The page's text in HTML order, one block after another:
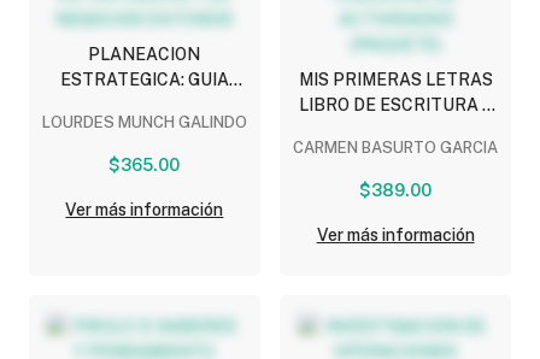
PLANEACION
ESTRATEGICA: GUIA
PLANES ESTRATEGICOS
Y DE NEGOCIOS
LOURDES MUNCH GALINDO
$365.00
Ver más información
MIS PRIMERAS LETRAS
LIBRO DE ESCRITURA Y
CUADERNO DE
ACTIVIDADES (PAQUETE)
CARMEN BASURTO GARCIA
$389.00
Ver más información